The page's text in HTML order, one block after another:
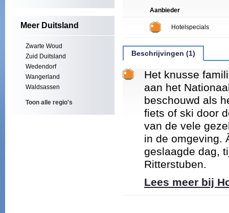
Meer Duitsland
Zwarte Woud
Zuid Duitsland
Wedendorf
Wangerland
Waldsassen
Toon alle regio's
Aanbieder
Hotelspecials
Beschrijvingen (1)
Het knusse
aan het
beschouwd als
fiets of ski door
van de vele
in de omgeving.
geslaagde dag,
Ritterstuben.
Lees meer bij